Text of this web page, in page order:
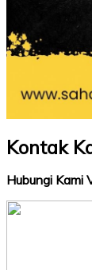
Kontak
Hubungi